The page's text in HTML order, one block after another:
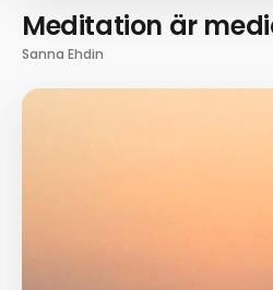
Meditation är
Sanna Ehdin